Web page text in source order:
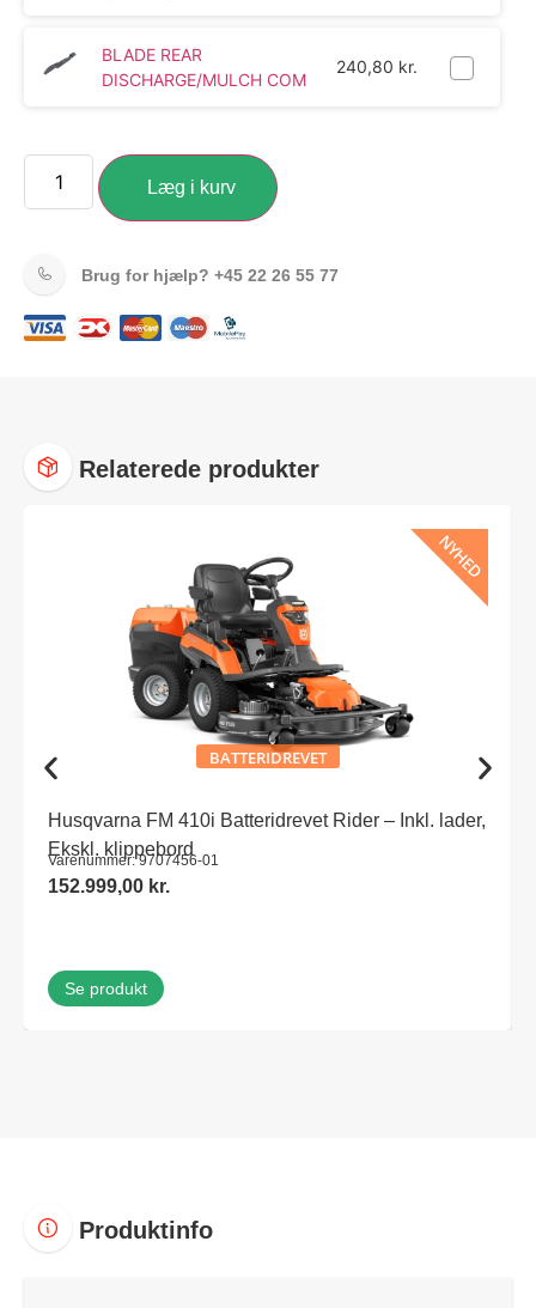
BLADE REAR
DISCHARGE/MULCH COM
240,80 kr.
Læg i kurv
Brug for hjælp? +45 22 26 55 77
Relaterede produkter
BATTERIDREVET
NYHED
Husqvarna FM 410i Batteridrevet Rider – Inkl. lader,
Ekskl. klippebord
Varenummer: 9707456-01
152.999,00 kr.
Se produkt
Produktinfo